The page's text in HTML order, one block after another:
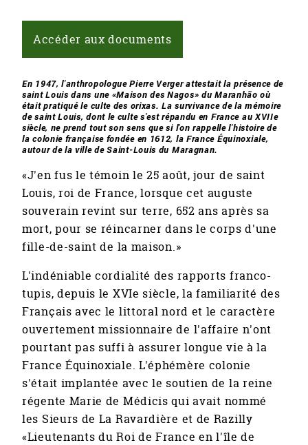
Accéder aux documents
En 1947, l'anthropologue Pierre Verger attestait la présence de
saint Louis dans une «Maison des Nagos» du Maranhão où
était pratiqué le culte des orixas. La survivance de la mémoire
de saint Louis, dont le culte s'est répandu en France au XVIIe
siècle, ne prend tout son sens que si l'on rappelle l'histoire de
la colonie française fondée en 1612, la France Équinoxiale,
autour de la ville de Saint-Louis du Maragnan.
«J'en fus le témoin le 25 août, jour de saint
Louis, roi de France, lorsque cet auguste
souverain revint sur terre, 652 ans après sa
mort, pour se réincarner dans le corps d'une
fille-de-saint de la maison.»
L'indéniable cordialité des rapports franco-
tupis, depuis le XVIe siècle, la familiarité des
Français avec le littoral nord et le caractère
ouvertement missionnaire de l'affaire n'ont
pourtant pas suffi à assurer longue vie à la
France Équinoxiale. L'éphémère colonie
s'était implantée avec le soutien de la reine
régente Marie de Médicis qui avait nommé
les Sieurs de La Ravardière et de Razilly
«Lieutenants du Roi de France en l'île de